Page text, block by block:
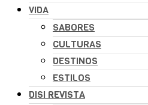
VIDA
SABORES
CULTURAS
DESTINOS
ESTILOS
DISI REVISTA